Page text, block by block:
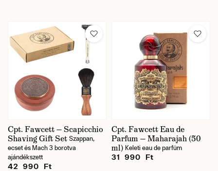
Cpt. Fawcett — Scapicchio
Shaving Gift Set Szappan,
ecset és Mach 3 borotva
ajándékszett
42 990 Ft
Cpt. Fawcett Eau de
Parfum — Maharajah (50
ml) Keleti eau de parfüm
31 990 Ft